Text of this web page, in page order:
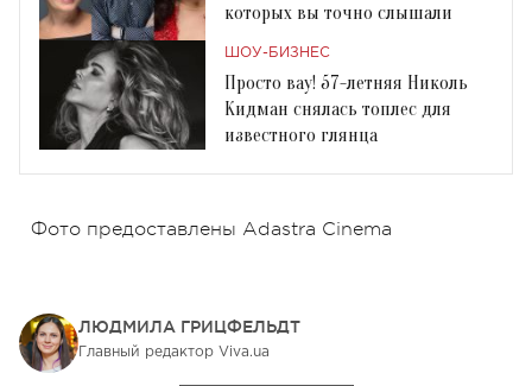
которых вы точно слышали
ШОУ-БИЗНЕС
Просто вау! 57-летняя Николь
Кидман снялась топлес для
известного глянца
Фото предоставлены Adastra Cinema
ЛЮДМИЛА ГРИЦФЕЛЬДТ
Главный редактор Viva.ua